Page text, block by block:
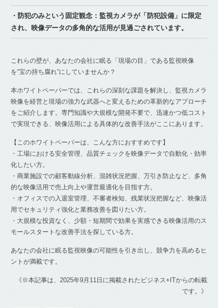
・防犯のみという固定観念：監視カメラが「防犯設備」に限定
され、映像データの多角的な活用が見過ごされています。
これらの壁が、あなたの会社に眠る「現場の目」である監視映像
を“宝の持ち腐れ”にしていませんか？
本ホワイトペーパーでは、これらの深刻な課題を解決し、監視カメラ
映像を経営と現場の強力な武器へと変えるための革新的なアプローチ
をご紹介します。専門知識や大規模な開発不要で、迅速かつ低コスト
で実現できる、映像活用による具体的な改善手法がここにあります。
【このホワイトペーパーは、こんな方におすすめです】
・工場における安全管理、品質チェックを映像データで自動化・効率
化したい方。
・商業施設での顧客動線分析、混雑状況把握、万引き防止など、多角
的な映像活用で売上向上や運営最適化を目指す方。
・オフィスでの入退室管理、不審者検知、残業状況把握など、映像活
用でセキュリティ強化と業務改善を図りたい方。
・大規模な投資なく、少額・短期間で効果を実感できる映像活用のス
モールスタートな改善手法を探している方。
あなたの会社に眠る監視映像の可能性を引き出し、競争力を高めるヒ
ントが満載です。
《※本記事は、2025年9月11日に掲載されたビジネス+ITからの転載
です。》